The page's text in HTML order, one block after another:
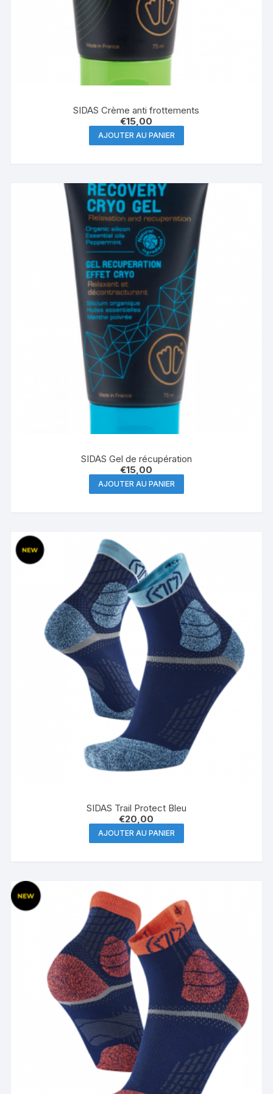
SIDAS Crème anti frottements
€15,00
AJOUTER AU PANIER
SIDAS Gel de récupération
€15,00
AJOUTER AU PANIER
SIDAS Trail Protect Bleu
€20,00
AJOUTER AU PANIER